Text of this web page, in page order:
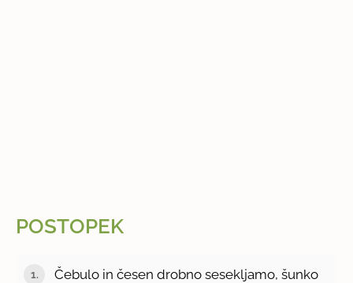
POSTOPEK
Čebulo in česen drobno sesekljamo, šunko